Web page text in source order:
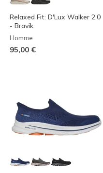
Relaxed Fit: D'Lux Walker 2.0
- Bravik
Homme
95,00 €